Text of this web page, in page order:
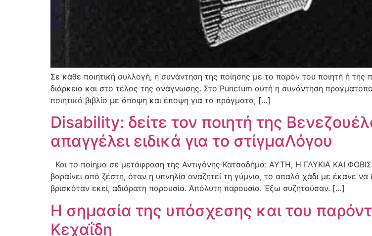
Σε κάθε ποιητική συλλογή, η συνάντηση της ποίησης με το παρόν του ποιητή ή της
διάρκεια και στο τέλος της ανάγνωσης. Στο Punctum αυτή η συνάντηση
ποιητικό βιβλίο με άποψη και έποψη για τα πράγματα, […]
Disability: δείτε τον ποιητή της
απαγγέλει ειδικά για το στίγμαΛόγου
Και το ποίημα σε μετάφραση της Αντιγόνης Κατσαδήμα: ΑΥΤΗ, Η ΓΛΥΚΙΑ ΚΑΙ
βαραίνει από ζέστη, όταν η υπνηλία αναζητεί τη γύμνια, το απαλό χάδι με έκανε
βρισκόταν εκεί, αδιόρατη παρουσία. Απόλυτη παρουσία. Έξω συζητούσαν. […]
Η σημασία της υπόσχεσης και του
Κεχαΐδη